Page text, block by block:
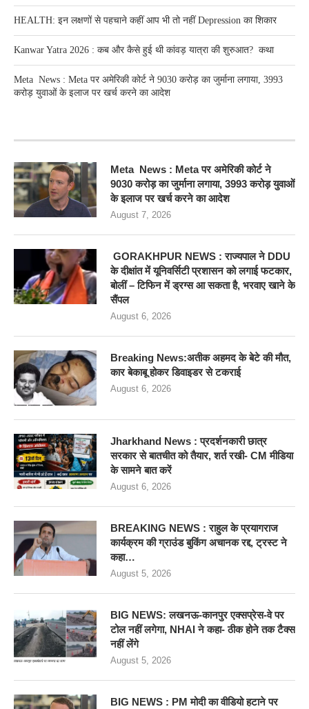
HEALTH: इन लक्षणों से पहचाने कहीं आप भी तो नहीं Depression का शिकार
Kanwar Yatra 2026 : कब और कैसे हुई थी कांवड़ यात्रा की शुरुआत? कथा
Meta News : Meta पर अमेरिकी कोर्ट ने 9030 करोड़ का जुर्माना लगाया, 3993
करोड़ युवाओं के इलाज पर खर्च करने का आदेश
Meta News : Meta पर अमेरिकी कोर्ट ने
9030 करोड़ का जुर्माना लगाया, 3993 करोड़ युवाओं
के इलाज पर खर्च करने का आदेश
August 7, 2026
GORAKHPUR NEWS : राज्यपाल ने DDU
के दीक्षांत में यूनिवर्सिटी प्रशासन को लगाई फटकार,
बोलीं – टिफिन में ड्रग्स आ सकता है, भरवाए खाने के
सैंपल
August 6, 2026
Breaking News:अतीक अहमद के बेटे की मौत,
कार बेकाबू होकर डिवाइडर से टकराई
August 6, 2026
Jharkhand News : प्रदर्शनकारी छात्र
सरकार से बातचीत को तैयार, शर्त रखी- CM मीडिया
के सामने बात करें
August 6, 2026
BREAKING NEWS : राहुल के प्रयागराज
कार्यक्रम की ग्राउंड बुकिंग अचानक रद्द, ट्रस्ट ने
कहा…
August 5, 2026
BIG NEWS: लखनऊ-कानपुर एक्सप्रेस-वे पर
टोल नहीं लगेगा, NHAI ने कहा- ठीक होने तक टैक्स
नहीं लेंगे
August 5, 2026
BIG NEWS : PM मोदी का वीडियो हटाने पर